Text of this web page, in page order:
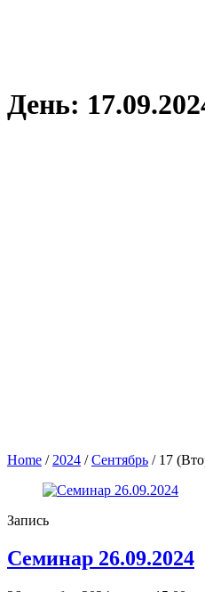
День:
Home / 2024 /Сентябрь / 17
Запись
Семинар 26.09.2024